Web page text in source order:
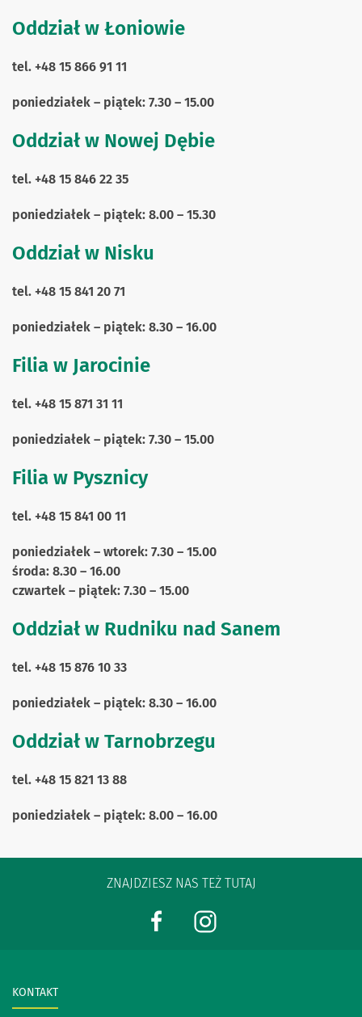
Oddział w Łoniowie
tel. +48 15 866 91 11
poniedziałek – piątek: 7.30 – 15.00
Oddział w Nowej Dębie
tel. +48 15 846 22 35
poniedziałek – piątek: 8.00 – 15.30
Oddział w Nisku
tel. +48 15 841 20 71
poniedziałek – piątek: 8.30 – 16.00
Filia w Jarocinie
tel. +48 15 871 31 11
poniedziałek – piątek: 7.30 – 15.00
Filia w Pysznicy
tel. +48 15 841 00 11
poniedziałek – wtorek: 7.30 – 15.00
środa: 8.30 – 16.00
czwartek – piątek: 7.30 – 15.00
Oddział w Rudniku nad Sanem
tel. +48 15 876 10 33
poniedziałek – piątek: 8.30 – 16.00
Oddział w Tarnobrzegu
tel. +48 15 821 13 88
poniedziałek – piątek: 8.00 – 16.00
ZNAJDZIESZ NAS TEŻ TUTAJ
KONTAKT